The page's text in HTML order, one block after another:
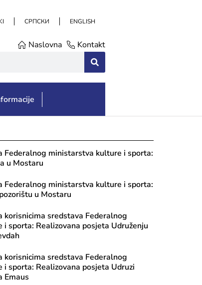
СРПСКИ ENGLISH
Naslovna Kontakt
Federalnog ministarstva kulture i sporta:
u Mostaru
Federalnog ministarstva kulture i sporta:
u Mostaru
korisnicima sredstava Federalnog
sporta: Realizovana posjeta Udruženju
korisnicima sredstava Federalnog
sporta: Realizovana posjeta Udruzi
Emaus